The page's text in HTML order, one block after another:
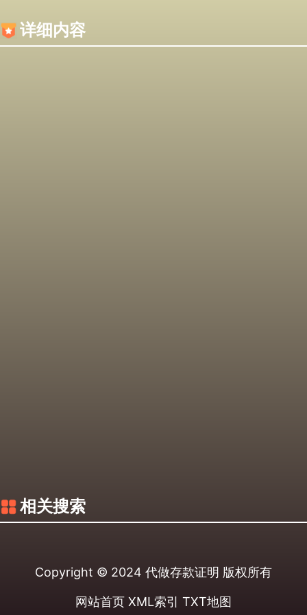
详细内容
相关搜索
Copyright © 2024 代做存款证明 版权所有
网站首页 XML索引 TXT地图